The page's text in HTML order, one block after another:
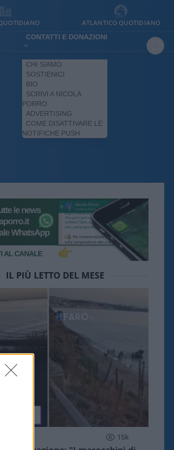
ATLANTICO QUOTIDIANO
CONTATTI E DONAZIONI
CHI SIAMO
SOSTIENICI
BIO
SCRIVI A NICOLA
PORRO
ADVERTISING
COME DISATTIVARE LE
NOTIFICHE PUSH
IL PIÙ LETTO DEL MESE
15k